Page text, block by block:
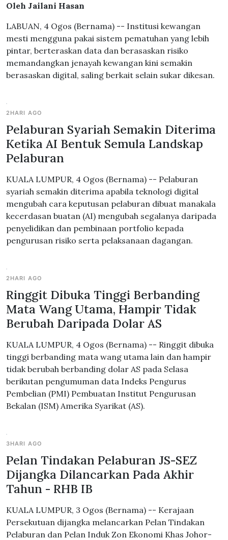
Oleh Jailani Hasan
LABUAN, 4 Ogos (Bernama) -- Institusi kewangan
mesti mengguna pakai sistem pematuhan yang lebih
pintar, berteraskan data dan berasaskan risiko
memandangkan jenayah kewangan kini semakin
berasaskan digital, saling berkait selain sukar dikesan.
2HARI AGO
Pelaburan Syariah Semakin Diterima
Ketika AI Bentuk Semula Landskap
Pelaburan
KUALA LUMPUR, 4 Ogos (Bernama) -- Pelaburan
syariah semakin diterima apabila teknologi digital
mengubah cara keputusan pelaburan dibuat manakala
kecerdasan buatan (AI) mengubah segalanya daripada
penyelidikan dan pembinaan portfolio kepada
pengurusan risiko serta pelaksanaan dagangan.
2HARI AGO
Ringgit Dibuka Tinggi Berbanding
Mata Wang Utama, Hampir Tidak
Berubah Daripada Dolar AS
KUALA LUMPUR, 4 Ogos (Bernama) -- Ringgit dibuka
tinggi berbanding mata wang utama lain dan hampir
tidak berubah berbanding dolar AS pada Selasa
berikutan pengumuman data Indeks Pengurus
Pembelian (PMI) Pembuatan Institut Pengurusan
Bekalan (ISM) Amerika Syarikat (AS).
3HARI AGO
Pelan Tindakan Pelaburan JS-SEZ
Dijangka Dilancarkan Pada Akhir
Tahun - RHB IB
KUALA LUMPUR, 3 Ogos (Bernama) -- Kerajaan
Persekutuan dijangka melancarkan Pelan Tindakan
Pelaburan dan Pelan Induk Zon Ekonomi Khas Johor-